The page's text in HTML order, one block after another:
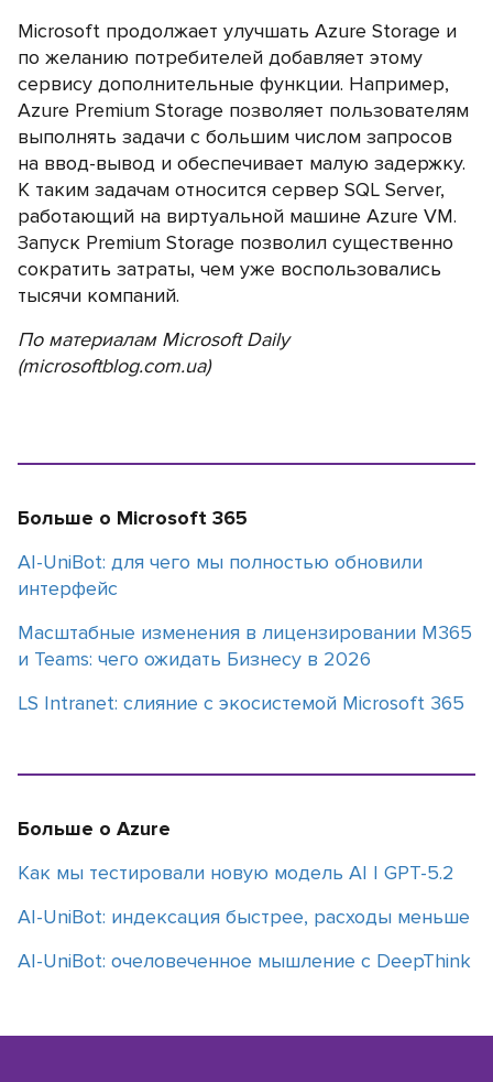
Microsoft продолжает улучшать Azure Storage и
по желанию потребителей добавляет этому
сервису дополнительные функции. Например,
Azure Premium Storage позволяет пользователям
выполнять задачи с большим числом запросов
на ввод-вывод и обеспечивает малую задержку.
К таким задачам относится сервер SQL Server,
работающий на виртуальной машине Azure VM.
Запуск Premium Storage позволил существенно
сократить затраты, чем уже воспользовались
тысячи компаний.
По материалам Microsoft Daily
(microsoftblog.com.ua)
Больше о Microsoft 365
АI-UniBot: для чего мы полностью обновили
интерфейс
Масштабные изменения в лицензировании M365
и Teams: чего ожидать Бизнесу в 2026
LS Intranet: слияние с экосистемой Microsoft 365
Больше о Azure
Как мы тестировали новую модель АI | GPT-5.2
AI-UniBot: индексация быстрее, расходы меньше
AI-UniBot: очеловеченное мышление с DeepThink